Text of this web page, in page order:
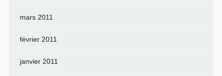
mars 2011
février 2011
janvier 2011